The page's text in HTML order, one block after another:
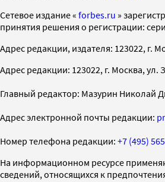
Cетевое издание « forbes.ru »
принятия решения о регистрации:
Адрес редакции, издателя: 123022, г.
Адрес редакции: 123022, г. Москва, ул.
Главный редактор: Мазурин Николай
Адрес электронной почты редакции:
Номер телефона редакции: +7 (495)
На информационном ресурсе
сведений, относящихся к